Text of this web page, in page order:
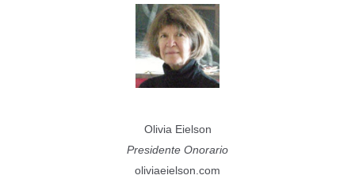
Olivia Eielson
Presidente Onorario
oliviaeielson.com